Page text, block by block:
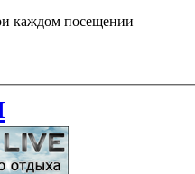
каждом посещении